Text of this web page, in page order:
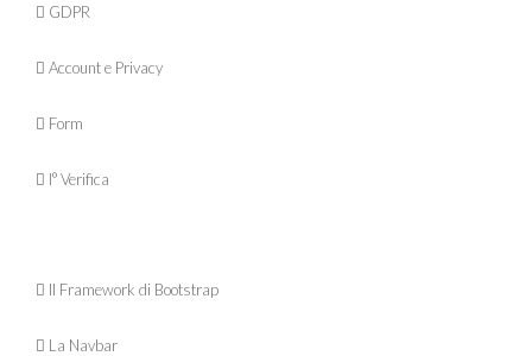
 GDPR
 Account e Privacy
 Form
 I° Verifica
 Il Framework di Bootstrap
 La Navbar